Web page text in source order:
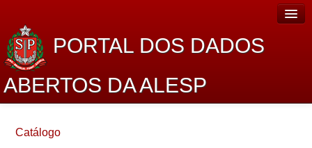
PORTAL DOS DADOS
ABERTOS DA ALESP
Sobre o projeto
Catálogo